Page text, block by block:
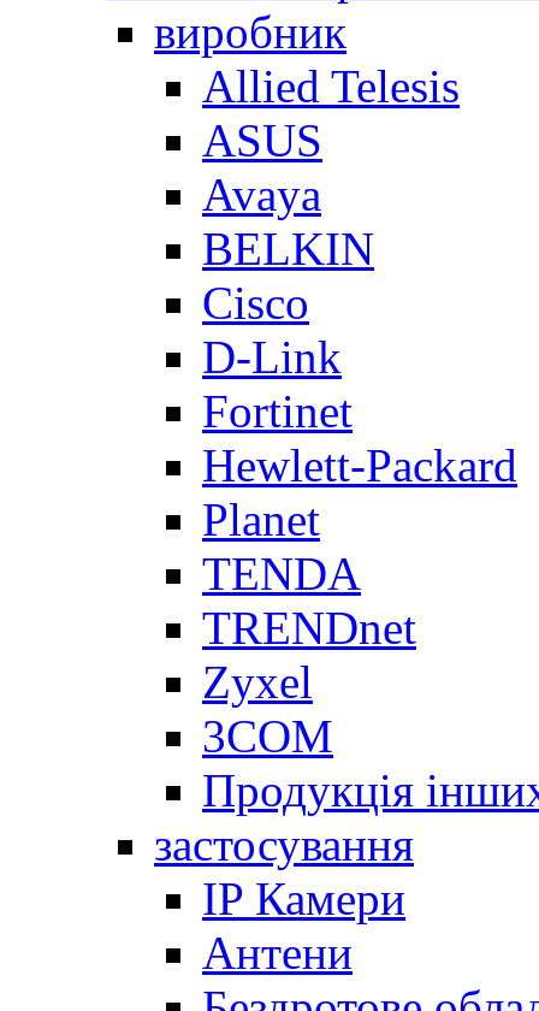
виробник
Allied Telesis
ASUS
Avaya
BELKIN
Cisco
D-Link
Fortinet
Hewlett-Packard
Planet
TENDA
TRENDnet
Zyxel
3COM
Продукція
застосування
IP Камери
Антени